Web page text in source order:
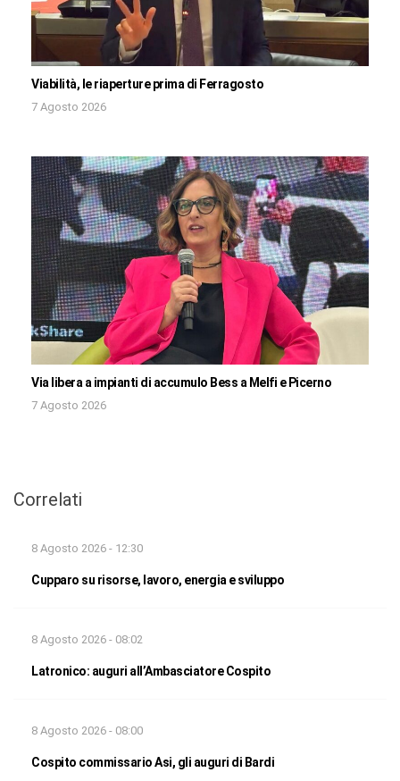
Viabilità, le riaperture prima di Ferragosto
7 Agosto 2026
Via libera a impianti di accumulo Bess a Melfi e Picerno
7 Agosto 2026
Correlati
8 Agosto 2026 - 12:30
Cupparo su risorse, lavoro, energia e sviluppo
8 Agosto 2026 - 08:02
Latronico: auguri all’Ambasciatore Cospito
8 Agosto 2026 - 08:00
Cospito commissario Asi, gli auguri di Bardi